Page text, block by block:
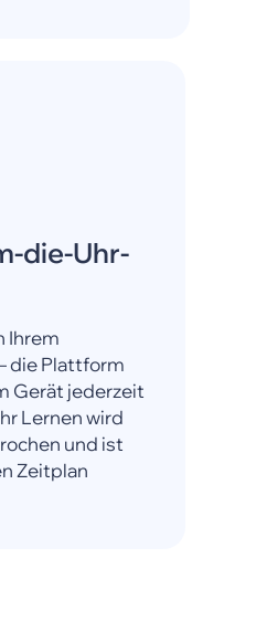
die-Uhr-
Ihrem
die Plattform
Gerät jederzeit
Lernen wird
und ist
Zeitplan